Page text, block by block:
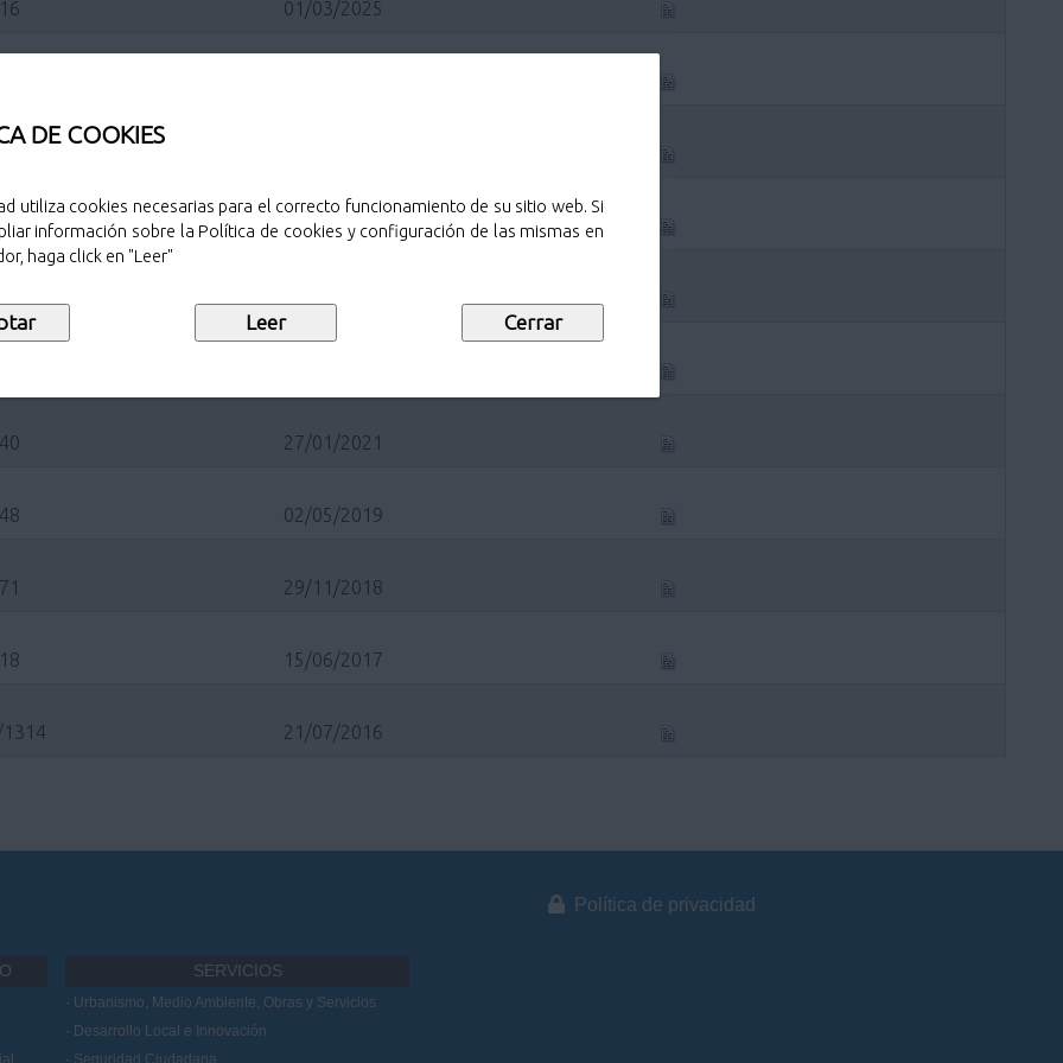
DE COOKIES
utiliza cookies necesarias para el correcto funcionamiento de su sitio web. Si
información sobre la Política de cookies y configuración de las mismas en
haga click en "Leer"
01/03/2025
10/03/2022
27/01/2021
02/05/2019
29/11/2018
15/06/2017
21/07/2016
SERVICIOS
Urbanismo, Medio Ambiente, Obras y Servicios
Desarrollo Local e Innovación
Seguridad Ciudadana
Política de privacidad